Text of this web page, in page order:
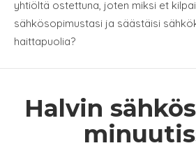
yhtiöltä ostettuna, joten miksi et
sähkösopimustasi ja säästäisi
haittapuolia?
Halvin